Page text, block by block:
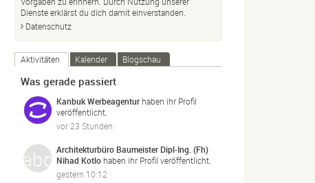
Dienste erklärst du dich damit einverstanden.
Datenschutz
Aktivitäten Kalender Blogschau
Was gerade passiert
Kanbuk Werbeagentur haben ihr Profil
veröffentlicht.
vor 23 Stunden
Architekturbüro Baumeister Dipl-Ing. (Fh)
Nihad Kotlo haben ihr Profil veröffentlicht.
gestern 10:12